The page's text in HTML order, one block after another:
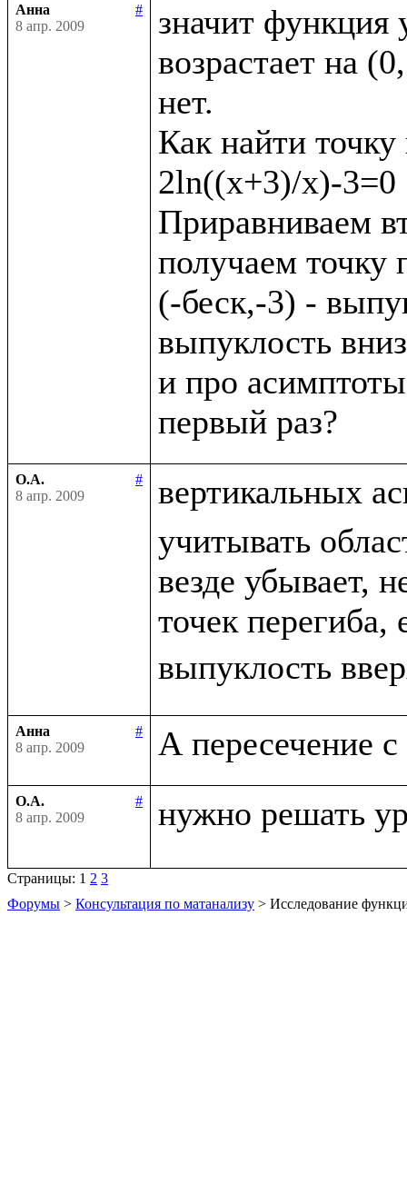
Анна
#
8 апр. 2009
значит функция
возрастает на
нет.
Как найти
2ln((x+3)/x)-3=0
Приравниваем
получаем точку
(-беск,-3) -
выпуклость вниз
и про
О.А.
#
8 апр. 2009
вертикальных
учитывать
везде убывает,
точек перегиба,
выпуклость
Анна
#
8 апр. 2009
О.А.
#
8 апр. 2009
нужно решать
Страницы: 1 2 3
Форумы > Консультация по матанализу > Исследование